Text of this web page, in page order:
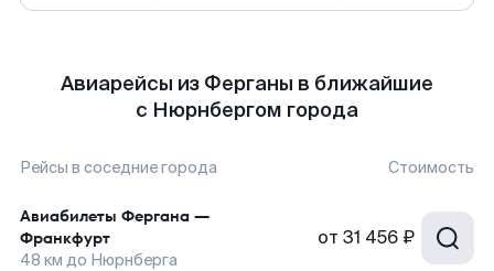
Авиарейсы из Ферганы в ближайшие
с Нюрнбергом города
Рейсы в соседние города Стоимость
Авиабилеты Фергана —
Франкфурт
48 км до Нюрнберга
от 31 456 ₽